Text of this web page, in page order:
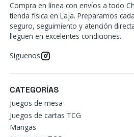
Compra en línea con envíos a todo
tienda física en Laja. Preparamos
seguro, seguimiento y atención
lleguen en excelentes condiciones.
Síguenos
CATEGORÍAS
Juegos de mesa
Juegos de cartas TCG
Mangas